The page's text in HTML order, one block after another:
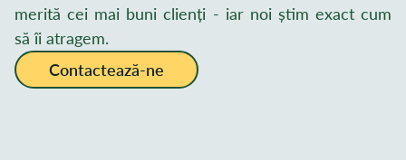
merită cei mai buni clienți - iar noi știm exact cum
să îi atragem.
Contactează-ne